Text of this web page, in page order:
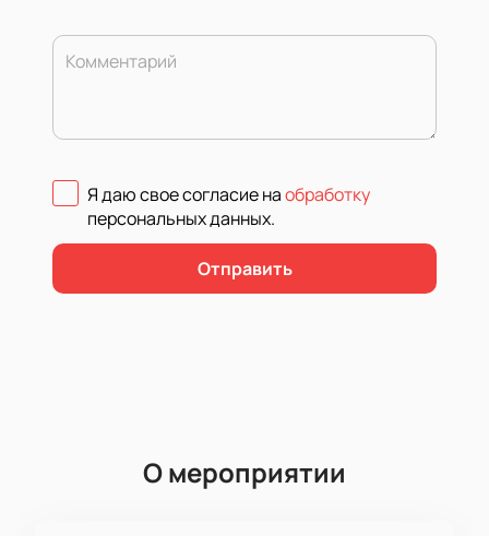
Комментарий
Я даю свое согласие наобработку
персональных данных.
Отправить
О мероприятии